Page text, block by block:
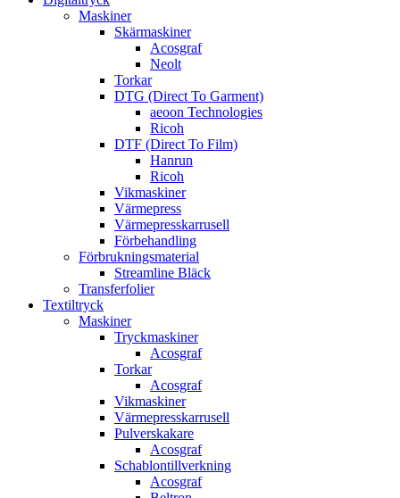
Maskiner
Skärmaskiner
Acosgraf
Neolt
Torkar
DTG (Direct To Garment)
aeoon Technologies
Ricoh
DTF (Direct To Film)
Hanrun
Ricoh
Vikmaskiner
Värmepress
Värmepresskarrusell
Förbehandling
Förbrukningsmaterial
Streamline Bläck
Transferfolier
Textiltryck
Maskiner
Tryckmaskiner
Acosgraf
Torkar
Acosgraf
Vikmaskiner
Värmepresskarrusell
Pulverskakare
Acosgraf
Schablontillverkning
Acosgraf